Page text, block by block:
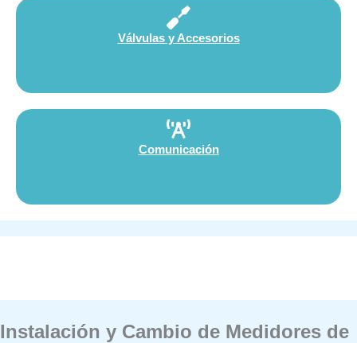
Válvulas y Accesorios
Comunicación
Instalación y Cambio de Medidores de